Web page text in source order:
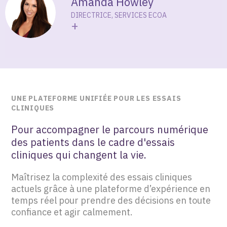
réduisent la saisie manuelle des données dans les
centres, créant ainsi une source unique et
permanente de vérité. Cela réduit les erreurs,
augmente la précision et l’intégrité des données
au centre via un flux de travail partagé avec notre
système IRT est gérée par un téléchargement
simple et sécurisé avec un code QR. C’est une
façon élégante de donner aux patients une
qualité.
DIRECTRICE, SERVICES ECOA
+
UNE PLATEFORME UNIFIÉE POUR LES ESSAIS
CLINIQUES
Pour accompagner le parcours numérique
des patients dans le cadre d'essais
cliniques qui changent la vie.
Maîtrisez la complexité des essais cliniques
actuels grâce à une plateforme d’expérience en
temps réel pour prendre des décisions en toute
confiance et agir calmement.